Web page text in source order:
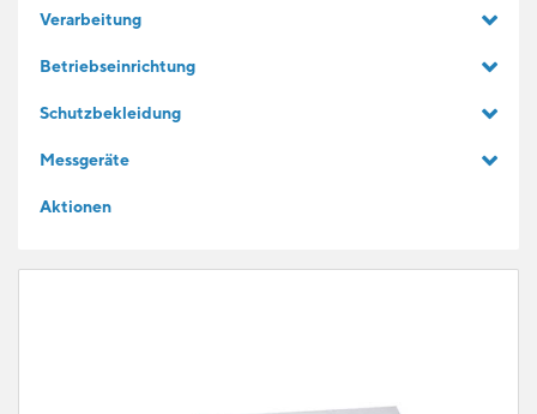
Verarbeitung
Betriebseinrichtung
Schutzbekleidung
Messgeräte
Aktionen